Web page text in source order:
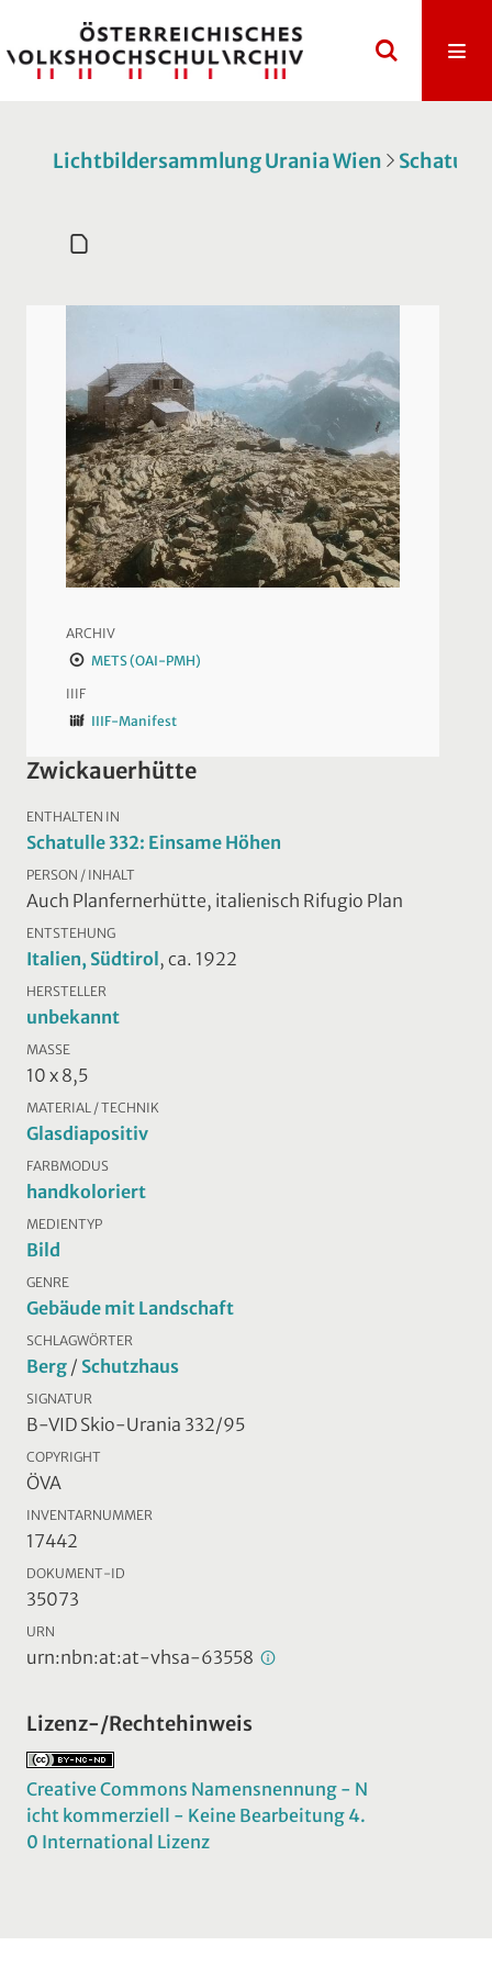
Lichtbildersammlung Urania Wien Schatulle
ARCHIV
METS (OAI-PMH)
IIIF
IIIF-Manifest
Zwickauerhütte
ENTHALTEN IN
Schatulle 332: Einsame Höhen
PERSON / INHALT
Auch Planfernerhütte, italienisch Rifugio Plan
ENTSTEHUNG
Italien, Südtirol, ca. 1922
HERSTELLER
unbekannt
MASSE
10 x 8,5
MATERIAL / TECHNIK
Glasdiapositiv
FARBMODUS
handkoloriert
MEDIENTYP
Bild
GENRE
Gebäude mit Landschaft
SCHLAGWÖRTER
Berg / Schutzhaus
SIGNATUR
B-VID Skio-Urania 332/95
COPYRIGHT
ÖVA
INVENTARNUMMER
17442
DOKUMENT-ID
35073
URN
urn:nbn:at:at-vhsa-63558
Lizenz-/Rechtehinweis
Creative Commons Namensnennung - N
icht kommerziell - Keine Bearbeitung 4.
0 International Lizenz